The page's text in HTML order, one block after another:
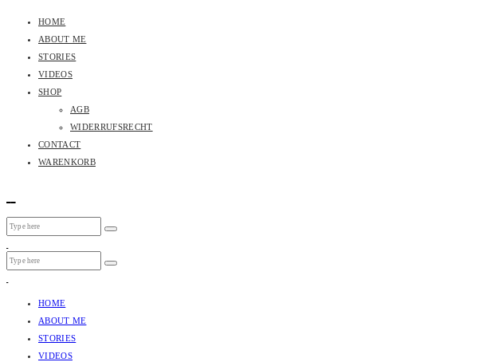
HOME
ABOUT ME
STORIES
VIDEOS
SHOP
AGB
WIDERRUFSRECHT
CONTACT
WARENKORB
HOME
ABOUT ME
STORIES
VIDEOS